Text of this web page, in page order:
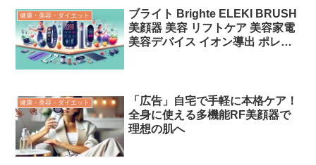
健康・美容・ダイエット
ブライト Brighte ELEKI BRUSH
美顔器 美容 リフトケア 美容家電
美容デバイス イオン導出 ポレー
健康・美容・ダイエット
「広告」自宅で手軽に本格ケア！
全身に使える多機能RF美顔器で
理想の肌へ